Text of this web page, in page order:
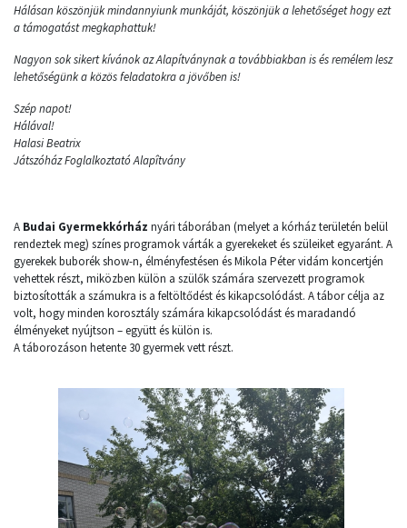
Hálásan köszönjük mindannyiunk munkáját, köszönjük a lehetőséget hogy ezt
a támogatást megkaphattuk!
Nagyon sok sikert kívánok az Alapítványnak a továbbiakban is és remélem lesz
lehetőségünk a közös feladatokra a jövőben is!
Szép napot!
Hálával!
Halasi Beatrix
Játszóház Foglalkoztató Alapîtvány
A Budai Gyermekkórház nyári táborában (melyet a kórház területén belül
rendeztek meg) színes programok várták a gyerekeket és szüleiket egyaránt. A
gyerekek buborék show-n, élményfestésen és Mikola Péter vidám koncertjén
vehettek részt, miközben külön a szülők számára szervezett programok
biztosították a számukra is a feltöltődést és kikapcsolódást. A tábor célja az
volt, hogy minden korosztály számára kikapcsolódást és maradandó
élményeket nyújtson – együtt és külön is.
A táborozáson hetente 30 gyermek vett részt.